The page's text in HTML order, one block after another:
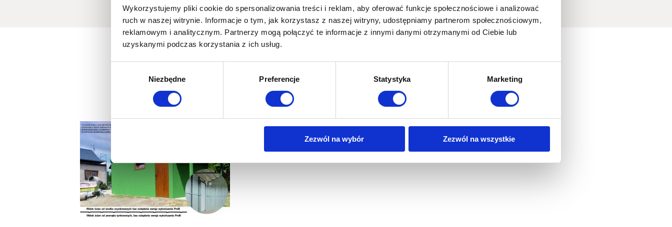
Wykorzystujemy pliki cookie do spersonalizowania treści i reklam, aby oferować funkcje społecznościowe i analizować
ruch w naszej witrynie. Informacje o tym, jak korzystasz z naszej witryny, udostępniamy partnerom społecznościowym,
reklamowym i analitycznym. Partnerzy mogą połączyć te informacje z innymi danymi otrzymanymi od Ciebie lub
uzyskanymi podczas korzystania z ich usług.
Niezbędne Preferencje Statystyka Marketing
Zezwól na wybór Zezwól na wszystkie